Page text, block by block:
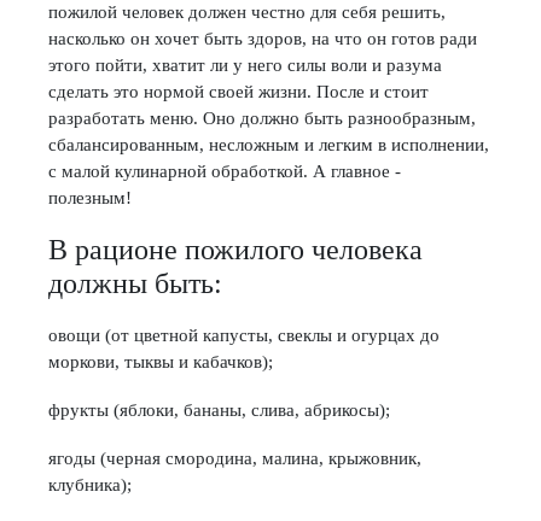
пожилой человек должен честно для себя решить,
насколько он хочет быть здоров, на что он готов ради
этого пойти, хватит ли у него силы воли и разума
сделать это нормой своей жизни. После и стоит
разработать меню. Оно должно быть разнообразным,
сбалансированным, несложным и легким в исполнении,
с малой кулинарной обработкой. А главное -
полезным!
В рационе пожилого человека
должны быть:
овощи (от цветной капусты, свеклы и огурцах до
моркови, тыквы и кабачков);
фрукты (яблоки, бананы, слива, абрикосы);
ягоды (черная смородина, малина, крыжовник,
клубника);